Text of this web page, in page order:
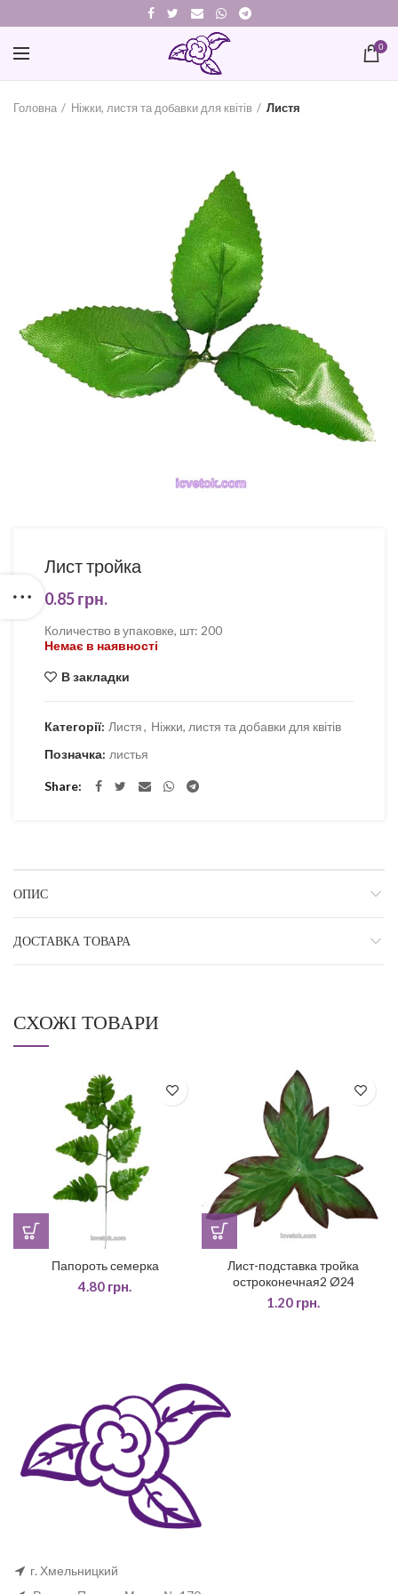
0
Головна Ніжки, листя та добавки для квітів Листя
Лист тройка
0.85грн.
Количество в упаковке, шт: 200
Немає в наявності
В закладки
Категорії: Листя, Ніжки, листя та добавки для квітів
Позначка: листья
Share
ОПИС
ДОСТАВКА ТОВАРА
СХОЖІ ТОВАРИ
Папороть семерка
4.80 грн.
Лист-подставка тройка
остроконечная2 Ø24
1.20 грн.
г. Хмельницкий